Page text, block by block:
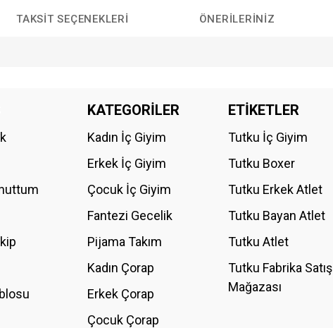
TAKSIT SEÇENEKLERI ÖNERILERINIZ
Bu ürüne ilk yorumu siz yapın!
KATEGORİLER
Kadın İç Giyim
Erkek İç Giyim
Çocuk İç Giyim
Fantezi Gecelik
Pijama Takım
Kadın Çorap
Erkek Çorap
Çocuk Çorap
ETİKETLER
Tutku İç Giyim
Tutku Boxer
Tutku Erkek Atlet
Tutku Bayan Atlet
Tutku Atlet
Tutku Fabrika Satış
Mağazası